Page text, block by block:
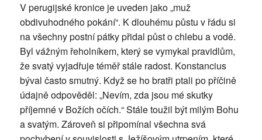
V perugijské kronice je uveden jako „muž
obdivuhodného pokání“. K dlouhému půstu v řádu si
na všechny postní pátky přidal půst o chlebu a vodě.
Byl vážným řeholníkem, který se vymykal pravidlům,
že svatý vyjadřuje téměř stále radost. Konstancius
býval často smutný. Když se ho bratři ptali po příčině
údajně odpověděl: „Nevím, zda jsou mé skutky
příjemné v Božích očích.“ Stále toužil být milým Bohu
a svatým. Zároveň si připomínal všechna svá